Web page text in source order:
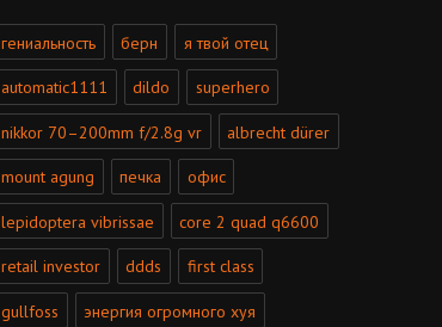
гениальность берн я твой отец
automatic1111 dildo superhero
nikkor 70–200mm f/2.8g vr albrecht dürer
mount agung печка офис
lepidoptera vibrissae core 2 quad q6600
retail investor ddds first class
gullfoss энергия огромного хуя